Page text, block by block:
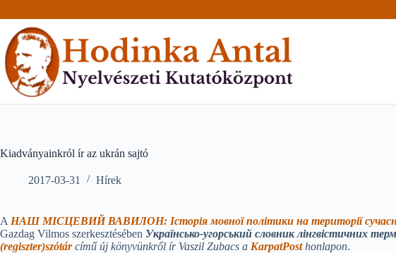
to
content
Kiadványainkról ír az ukrán sajtó
2017-03-31 Hírek
A НАШ МІСЦЕВИЙ ВАВИЛОН: Історія мовної політики на території
Gazdag Vilmos szerkesztésében Українсько-угорський словник лінгвістичних
(regiszter)szótárcímű új könyvünkről ír Vaszil Zubacs a KarpatPost honlapon.